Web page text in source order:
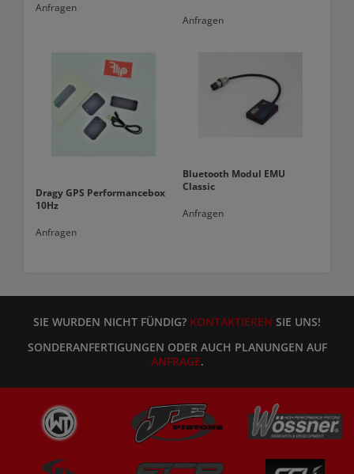
Anfragen
Anfragen
Dragy GPS Performancebox
10Hz
Anfragen
Bluetooth Modul EMU
Classic
Anfragen
SIE WURDEN NICHT FÜNDIG? KONTAKTIEREN SIE UNS!
SONDERANFERTIGUNGEN ODER AUCH PLANUNGEN AUF
ANFRAGE.